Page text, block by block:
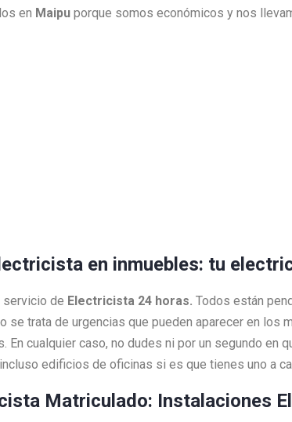
en Maipu porque somos económicos y nos
en inmuebles: tu
de Electricista 24 horas. Todos están
se trata de urgencias que pueden aparecer en
cualquier caso, no dudes ni por un segundo en
edificios de oficinas si es que tienes uno a
Matriculado: Instalaciones